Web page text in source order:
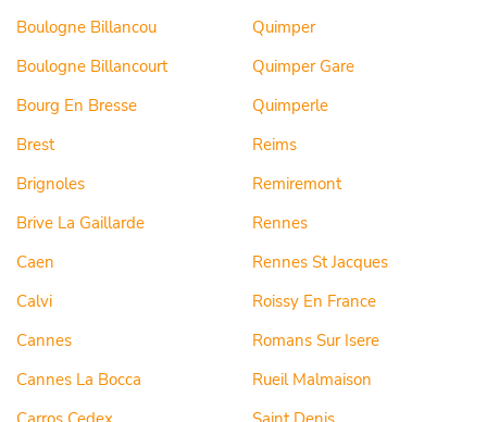
Boulogne Billancou
Boulogne Billancourt
Bourg En Bresse
Brest
Brignoles
Brive La Gaillarde
Caen
Calvi
Cannes
Cannes La Bocca
Quimper
Quimper Gare
Quimperle
Reims
Remiremont
Rennes
Rennes St Jacques
Roissy En France
Romans Sur Isere
Rueil Malmaison